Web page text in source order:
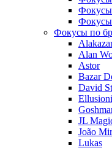
Фокусы
Фокусы
Фокусы по
Alan
Astor
Bazar
David
JL
João
Lukas